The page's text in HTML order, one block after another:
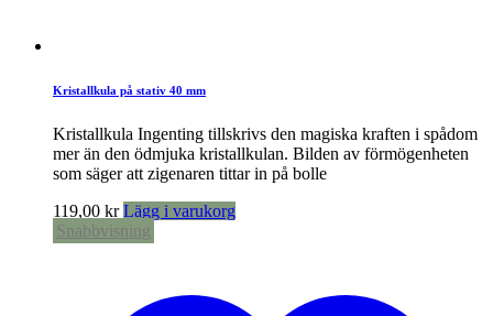
Kristallkula på stativ 40 mm
Kristallkula Ingenting tillskrivs den magiska kraften i spådom
mer än den ödmjuka kristallkulan. Bilden av förmögenheten
som säger att zigenaren tittar in på bolle
119,00 kr Lägg i varukorg
Snabbvisning